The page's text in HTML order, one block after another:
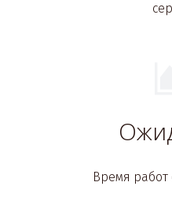
Время работ